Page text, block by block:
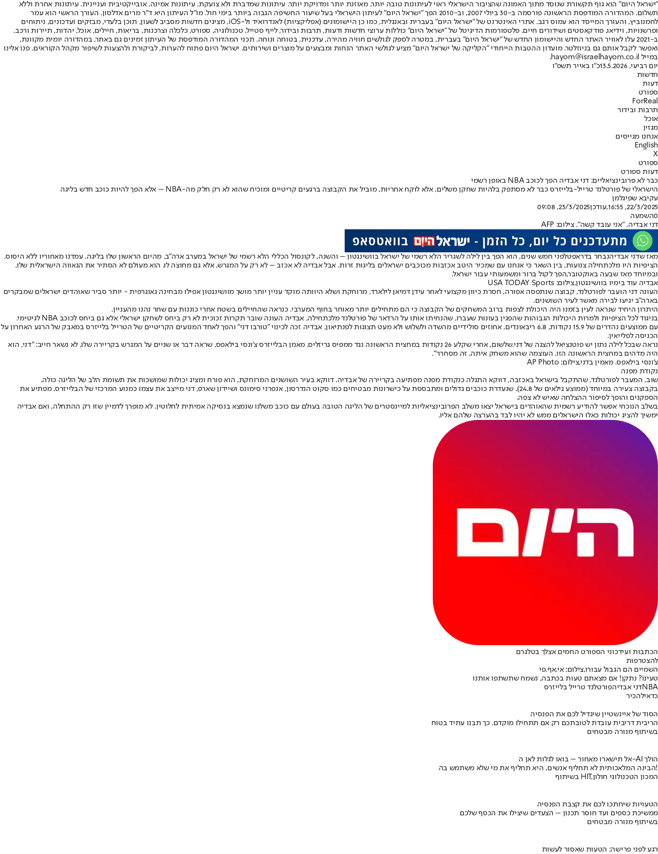
"ישראל היום" הוא גוף תקשורת שנוסד מתוך האמונה שהציבור הישראלי ראוי לעיתונות טובה יותר, מאוזנת יותר ומדויקת יותר. עיתונות שמדברת ולא צועקת. עיתונות אמינה, אובייקטיבית ועניינית. עיתונות אחרת וללא
תשלום. המהדורה המודפסת הראשונה פורסמה ב-30 ביולי 2007, וב-2010 הפך "ישראל היום" לעיתון הישראלי בעל שיעור החשיפה הגבוה ביותר בימי חול. מו"ל העיתון היא ד"ר מרים אדלסון. העורך הראשי הוא עמר
לחמנוביץ, והעורך המייסד הוא עמוס רגב. אתרי האינטרנט של "ישראל היום" בעברית ובאנגלית, כמו כן היישומונים (אפליקציות) לאנדרואיד ול-iOS, מציגים חדשות מסביב לשעון, תוכן בלעדי, מבזקים ועדכונים, ניתוחים
ופרשנויות, וידיאו, פודקאסטים ושידורים חיים. פלטפורמות הדיגיטל של "ישראל היום" כוללות ערוצי חדשות ודעות, תרבות ובידור, לייף סטייל, טכנולוגיה, ספורט, כלכלה וצרכנות, בריאות, חיילים, אוכל, יהדות, תיירות ורכב.
ב-2021 עלו לאוויר האתר החדש והיישומון החדש של "ישראל היום" בעברית, במטרה לספק לגולשים חוויה מהירה, עדכנית, בטוחה ונוחה. תכני המהדורה המודפסת של העיתון זמינים גם באתר, במהדורה יומית מקוונת,
ואפשר לקבל אותם גם בניוזלטר. מועדון ההטבות הייחודי "הקליקה של ישראל היום" מציע לגולשי האתר הנחות ומבצעים על מוצרים ושירותים. ישראל היום פתוח להערות, לביקורת ולהצעות לשיפור מקהל הקוראים. פנו אלינו
במייל hayom@israelhayom.co.il.
יום רביעי, 13.5.2026
כ"ו באייר תשפ"ו
חדשות
דעות
ספורט
ForReal
תרבות ובידור
אוכל
מגזין
אנחנו מגייסים
English
X
ספורט
דעות ספורט
כבר לא פרובינציאליים: דני אבדיה הפך לכוכב NBA באופן רשמי
הישראלי של פורטלנד טרייל-בלייזרס כבר לא מסתפק בלהיות שחקן משלים, אלא לוקח אחריות, מוביל את הקבוצה ברגעים קריטיים ומוכיח שהוא לא רק חלק מה-NBA – אלא הפך להיות כוכב חדש בליגה
עקיבא שפיגלמן
22/3/2025, 16:55
,עודכן23/3/2025, 09:08
0השמעה
דני אבדיה. "אני עובד קשה". צילום: AFP
מאז שדני אבדיהנבחר בדראפטלפני חמש שנים, הוא הפך בין לילה לשגריר הלא רשמי של ישראל בוושינגטון – והשנה, לקונסול הכללי הלא רשמי של ישראל במערב ארה"ב. מהיום הראשון שלו בליגה, עמדנו מאחוריו ללא היסוס.
הציפיות היו מלכתחילה צנועות, בין השאר כי אנחנו עם שמכיר היטב אכזבות מכוכבים ישראלים בליגות זרות. אבל אבדיה לא אכזב – לא רק על המגרש, אלא גם מחוצה לו. הוא מעולם לא הסתיר את הגאווה הישראלית שלו,
ובמיוחד מאז שבעה באוקטובר,הפך לקול ברור ומשמעותי עבור ישראל.
אבדיה עוד בימיו בוושינגטון,צילום: USA TODAY Sports
העונה דני הועבר לפורטלנד, קבוצה שנתפסה אפורה, חסרת כיוון מקצועי לאחר עידן דמיאן לילארד, מרוחקת ושלא היוותה מוקד עניין יותר מושך מוושינגטון אפילו מבחינה גאוגרפית - יותר סביר שאוהדים ישראלים שמבקרים
בארה"ב יגיעו לבירה מאשר לעיר השושנים.
היתרון היחיד שנראה לעין בזמנו היה היכולת לצפות ברוב המשחקים של הקבוצה כי הם מתחילים יותר מאוחר בחוף המערבי. כנראה שהחיילים בשטח אחרי כוננות עם שחר נהנו מהעניין.
בניגוד לכל הציפיות ולמרות היכולות הגבוהות שהפגין בעונות שעברו, שהנחיתו אותו על הרדאר של פורטלנד מלכתחילה, אבדיה העונה שובר תקרות זכוכית לא רק ביחס לשחקן ישראלי אלא גם ביחס לכוכב NBA לגיטימי.
עם ממוצעים נהדרים של 15.9 נקודות, 6.8 ריבאונדים, אחוזים סולידיים מהשדה ולשלוש ולא מעט תצוגות לפנתיאון, אבדיה זכה לכינוי "טורבו דני" והפך לאחד המנועים הקריטיים של הטרייל בלייזרס במאבק של הרגע האחרון על
הכניסה לפלייאין.
נראה שבכל לילה נתון יש פוטנציאל להצגה של דני.שלשום
, אחרי שקלע 26 נקודות במחצית הראשונה נגד ממפיס גריזליס, מאמן הבלייזרס צ'ונסי בילאפס, שראה דבר או שניים על המגרש בקריירה שלו, לא נשאר חייב: "דני, הוא
היה מדהים במחצית הראשונה הזו. העוצמה שהוא משחק איתה, זה מסחרר".
צ'ונסי בילאפס. מאמין בדני,צילום: AP Photo
נקודת מפנה
שוב, המעבר לפורטלנד, שהתקבל בישראל באכזבה, דווקא התגלה כנקודת מפנה מפתיעה בקריירה של אבדיה. דווקא בעיר השושנים המרוחקת, הוא פורח ומציג יכולות שמושכות את תשומת הלב של הליגה כולה.
בקבוצה צעירה במיוחד (ממוצע גילאים של 24.8), שנעדרת כוכבים גדולים ומתבססת על כישרונות מבטיחים כמו סקוט הנדרסון, אנפרני סימונס ושיידון שארפ, דני מייצב את עצמו כמנוע המרכזי של הבלייזרס, מפתיע את
הספקנים והופך לסיפור ההצלחה שאיש לא צפה.
בשלב הנוכחי אפשר להודיע רשמית שהאוהדים בישראל יצאו משלב הפרובינציאליות למיינסטרים של הליגה הטובה בעולם עם כוכב משלנו שנמצא בנסיקה אמיתית לחלוטין. לא מופרך לדמיין שזו רק ההתחלה, ואם אבדיה
ימשיך להציג יכולות כאלו הישראלים ממש לא יהיו לבד בהערצה שלהם אליו.
הכתבות ועידכוני הספורט החמים אצלך בטלגרם
להצטרפות
השמיים הם הגבול עבורו,צילום: אי.אף.פי
טעינו? נתקן! אם מצאתם טעות בכתבה, נשמח שתשתפו אותנו
NBAדני אבדיהפורטלנד טרייל בלייזרס
כדאילהכיר
הסוד של איינשטיין שיגדיל לכם את הפנסיה
הריבית דריבית עובדת לטובתכם רק אם תתחילו מוקדם. כך תבנו עתיד בטוח
בשיתוף מנורה מבטחים
אל תישארו מאחור – בואו לגלות לאן ה-AI הולך
הבינה המלאכותית לא תחליף אנשים, היא תחליף את מי שלא משתמש בה!
בשיתוף HIT,המכון הטכנולוגי חולון
הטעויות שיחתכו לכם את קצבת הפנסיה
ממשיכת כספים ועד חוסר תכנון – הצעדים שיצילו את הכסף שלכם
בשיתוף מנורה מבטחים
רגע לפני פרישה: הטעות שאסור לעשות